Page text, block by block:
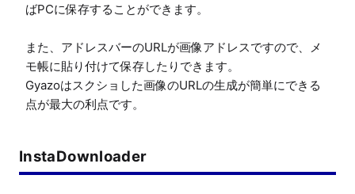
ばPCに保存することができます。
また、アドレスバーのURLが画像アドレスですので、メ
モ帳に貼り付けて保存したりできます。
Gyazoはスクショした画像のURLの生成が簡単にできる
点が最大の利点です。
InstaDownloader